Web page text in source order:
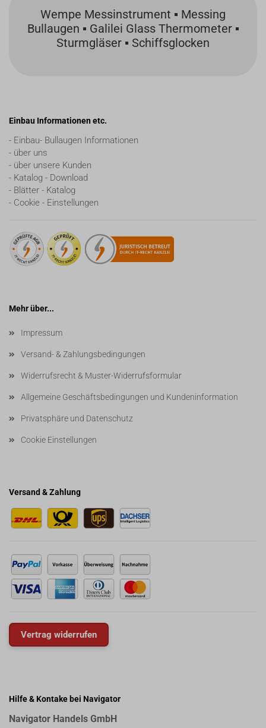
Wempe Messinstrument ▪ Messing
Bullaugen ▪ Galilei Glass Thermometer ▪
Sturmgläser ▪ Schiffsglocken
Einbau Informationen etc.
- Einbau- Bullaugen Informationen
- über uns
- über unsere Kunden
- Katalog - Download
- Blätter - Katalog
- Cookie - Einstellungen
Mehr über...
Impressum
Versand- & Zahlungsbedingungen
Widerrufsrecht & Muster-Widerrufsformular
Allgemeine Geschäftsbedingungen und Kundeninformation
Privatsphäre und Datenschutz
Cookie Einstellungen
Versand & Zahlung
Vertrag widerrufen
Hilfe & Kontake bei Navigator
Navigator Handels GmbH